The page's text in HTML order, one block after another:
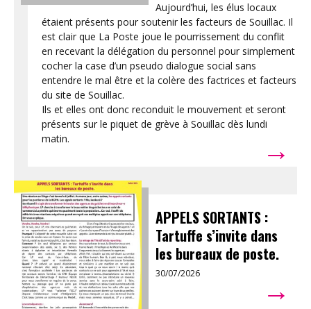
Aujourd’hui, les élus locaux
étaient présents pour soutenir les facteurs de Souillac. Il
est clair que La Poste joue le pourrissement du conflit
en recevant la délégation du personnel pour simplement
cocher la case d’un pseudo dialogue social sans
entendre le mal être et la colère des factrices et facteurs
du site de Souillac.
Ils et elles ont donc reconduit le mouvement et seront
présents sur le piquet de grève à Souillac dès lundi
matin.
→
APPELS SORTANTS :
Tartuffe s’invite dans
les bureaux de poste.
30/07/2026 →